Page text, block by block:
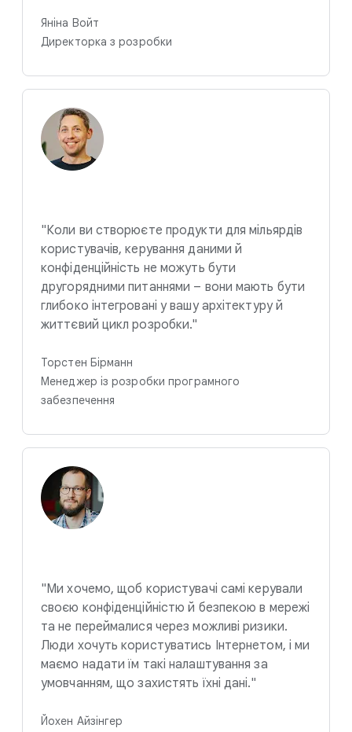
Яніна Войт
Директорка з розробки
"Коли ви створюєте продукти для мільярдів
користувачів, керування даними й
конфіденційність не можуть бути
другорядними питаннями – вони мають бути
глибоко інтегровані у вашу архітектуру й
життєвий цикл розробки."
Торстен Бірманн
Менеджер із розробки програмного
забезпечення
"Ми хочемо, щоб користувачі самі керували
своєю конфіденційністю й безпекою в мережі
та не переймалися через можливі ризики.
Люди хочуть користуватись Інтернетом, і ми
маємо надати їм такі налаштування за
умовчанням, що захистять їхні дані."
Йохен Айзінгер